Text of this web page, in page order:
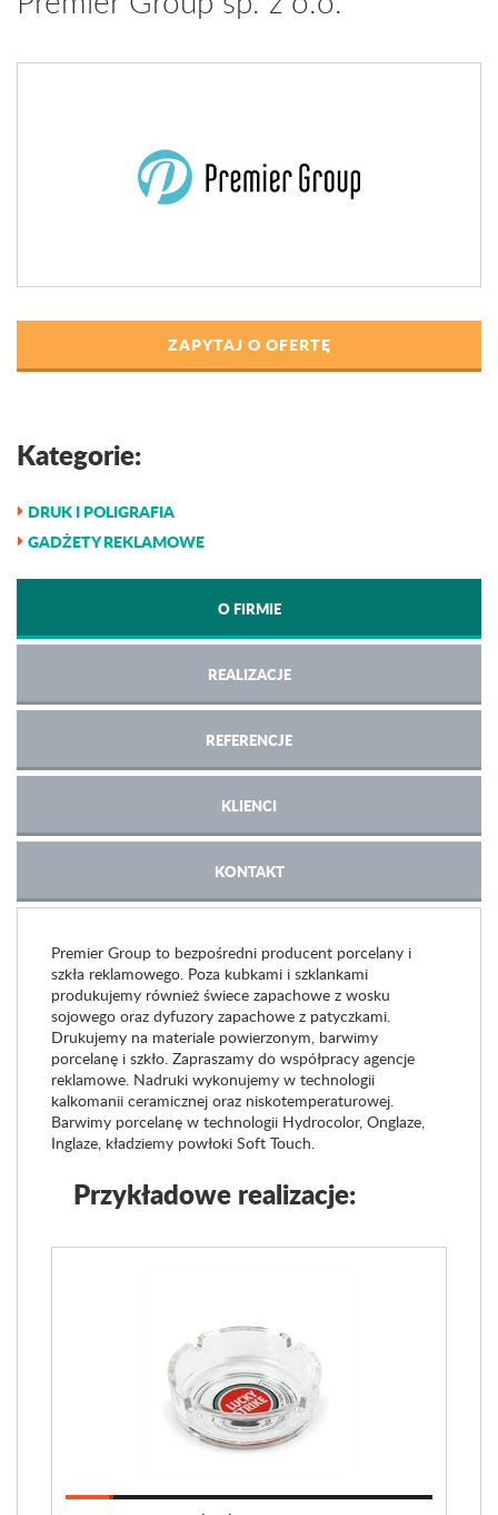
ZAPYTAJ O OFERTĘ
Kategorie:
DRUK I POLIGRAFIA
GADŻETY REKLAMOWE
O FIRMIE
REALIZACJE
REFERENCJE
KLIENCI
KONTAKT
Premier Group to bezpośredni producent porcelany i
szkła reklamowego. Poza kubkami i szklankami
produkujemy również świece zapachowe z wosku
sojowego oraz dyfuzory zapachowe z patyczkami.
Drukujemy na materiale powierzonym, barwimy
porcelanę i szkło. Zapraszamy do współpracy agencje
reklamowe. Nadruki wykonujemy w technologii
kalkomanii ceramicznej oraz niskotemperaturowej.
Barwimy porcelanę w technologii Hydrocolor, Onglaze,
Inglaze, kładziemy powłoki Soft Touch.
Przykładowe realizacje: